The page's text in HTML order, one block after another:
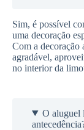
Sim, é possível
uma decoração
Com a decoração
agradável,
no interior da
O aluguel